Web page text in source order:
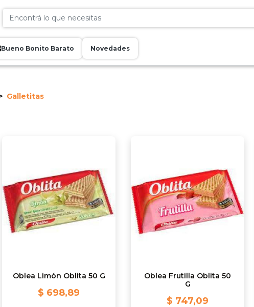
Bueno Bonito Barato Novedades
Galletitas
Oblea Limón Oblita 50 G
$ 698,89
Oblea Frutilla Oblita 50
G
$ 747,09